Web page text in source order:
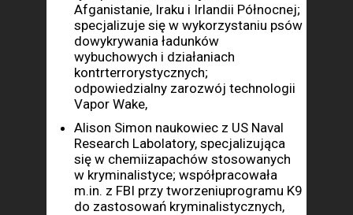
Afganistanie, Iraku i Irlandii Północnej;
specjalizuje się w wykorzystaniu psów
dowykrywania ładunków
wybuchowych i działaniach
kontrterrorystycznych;
odpowiedzialny zarozwój technologii
Vapor Wake,
Alison Simon naukowiec z US Naval
Research Labolatory, specjalizująca
się w chemiizapachów stosowanych
w kryminalistyce; współpracowała
m.in. z FBI przy tworzeniuprogramu K9
do zastosowań kryminalistycznych,